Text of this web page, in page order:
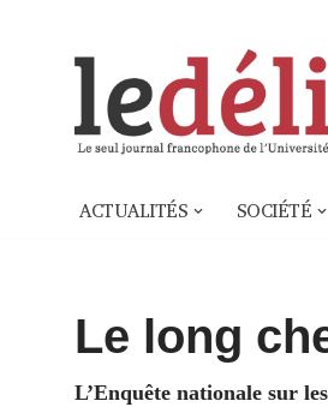
ACTUALITÉS SOCIÉTÉ
Le long
L’Enquête nationale sur